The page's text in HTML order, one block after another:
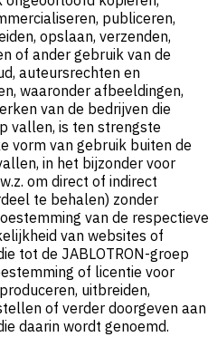
publiceren,
opslaan, verzenden,
of ander gebruik van de
auteursrechten en
waaronder afbeeldingen,
van de bedrijven die
vallen, is ten strengste
vorm van gebruik buiten de
in het bijzonder voor
om direct of indirect
te behalen) zonder
van de respectieve
van websites of
tot de JABLOTRON-groep
of licentie voor
uitbreiden,
of verder doorgeven aan
daarin wordt genoemd.